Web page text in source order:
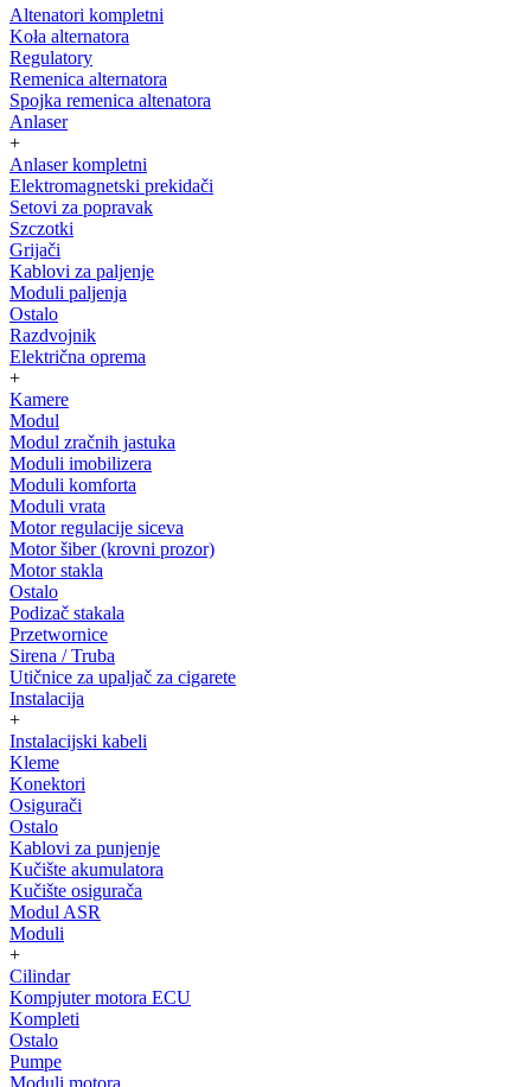
Altenatori kompletni
Koła alternatora
Regulatory
Remenica alternatora
Spojka remenica altenatora
Anlaser
+
Anlaser kompletni
Elektromagnetski prekidači
Setovi za popravak
Szczotki
Grijači
Kablovi za paljenje
Moduli paljenja
Ostalo
Razdvojnik
Električna oprema
+
Kamere
Modul
Modul zračnih jastuka
Moduli imobilizera
Moduli komforta
Moduli vrata
Motor regulacije siceva
Motor šiber (krovni prozor)
Motor stakla
Ostalo
Podizač stakala
Przetwornice
Sirena / Truba
Utičnice za upaljač za cigarete
Instalacija
+
Instalacijski kabeli
Kleme
Konektori
Osigurači
Ostalo
Kablovi za punjenje
Kučište akumulatora
Kučište osigurača
Modul ASR
Moduli
+
Cilindar
Kompjuter motora ECU
Kompleti
Ostalo
Pumpe
Moduli motora